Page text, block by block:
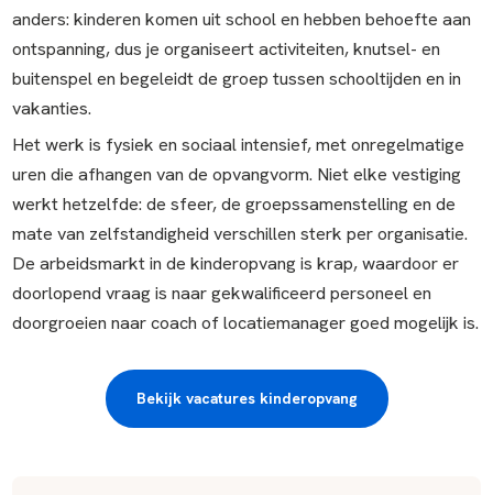
anders: kinderen komen uit school en hebben behoefte aan
ontspanning, dus je organiseert activiteiten, knutsel- en
buitenspel en begeleidt de groep tussen schooltijden en in
vakanties.
Het werk is fysiek en sociaal intensief, met onregelmatige
uren die afhangen van de opvangvorm. Niet elke vestiging
werkt hetzelfde: de sfeer, de groepssamenstelling en de
mate van zelfstandigheid verschillen sterk per organisatie.
De arbeidsmarkt in de kinderopvang is krap, waardoor er
doorlopend vraag is naar gekwalificeerd personeel en
doorgroeien naar coach of locatiemanager goed mogelijk is.
Bekijk vacatures kinderopvang